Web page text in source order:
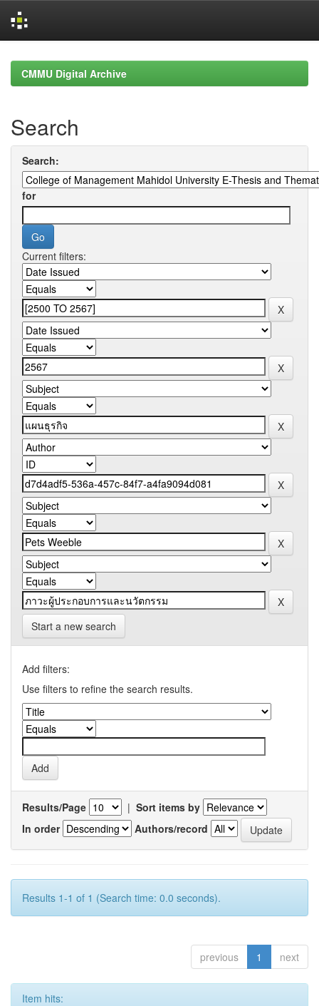
navigationCMMU Digital Archive
Search
Search:
for
Current filters:
Start a new search
Add filters:
Use filters to refine the search results.
Results/Page | Sort items by
In order
Authors/record
Results 1-1 of 1 (Search time: 0.0 seconds).
previous 1 next
Item hits: